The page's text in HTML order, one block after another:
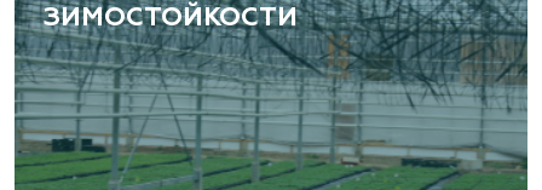
«ВЕНЕВ» питомник растений
Тульская область, Венёвский р-н, село
Борщевое, улица Лесная, д. 13
8 963 224 87 99
ЗИМОСТОЙКОСТИ